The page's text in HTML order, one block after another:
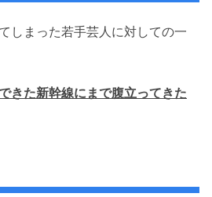
しまった若手芸人に対しての一
きた新幹線にまで腹立ってきた